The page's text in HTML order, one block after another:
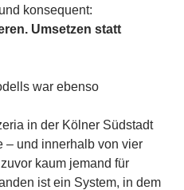
konsequent:
Umsetzen statt
war ebenso
in der Kölner Südstadt
– und innerhalb von vier
kaum jemand für
ist ein System, in dem